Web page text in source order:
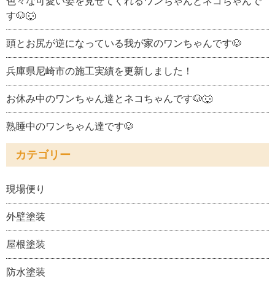
す🐶🐺
頭とお尻が逆になっている我が家のワンちゃんです🐶
兵庫県尼崎市の施工実績を更新しました！
お休み中のワンちゃん達とネコちゃんです🐶🐺
熟睡中のワンちゃん達です🐶
カテゴリー
現場便り
外壁塗装
屋根塗装
防水塗装